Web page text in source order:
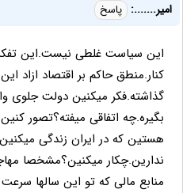
امیر.......: پاسخ
این سیاست غلطی نیست.این
کنار.منطق حاکم بر اقتصاد ازاد
گذاشته.فکر میکنین دولت جلوی
بگیره.چه اتفاقی میفته؟تصور
هستین که در ایران زندگی
ندارین.چکار میکنین؟مشخصا
منابع مالی که تو این سالها